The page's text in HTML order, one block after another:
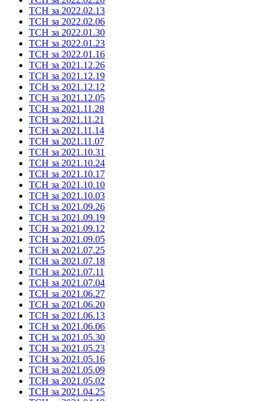
ТСН за 2022.02.13
ТСН за 2022.02.06
ТСН за 2022.01.30
ТСН за 2022.01.23
ТСН за 2022.01.16
ТСН за 2021.12.26
ТСН за 2021.12.19
ТСН за 2021.12.12
ТСН за 2021.12.05
ТСН за 2021.11.28
ТСН за 2021.11.21
ТСН за 2021.11.14
ТСН за 2021.11.07
ТСН за 2021.10.31
ТСН за 2021.10.24
ТСН за 2021.10.17
ТСН за 2021.10.10
ТСН за 2021.10.03
ТСН за 2021.09.26
ТСН за 2021.09.19
ТСН за 2021.09.12
ТСН за 2021.09.05
ТСН за 2021.07.25
ТСН за 2021.07.18
ТСН за 2021.07.11
ТСН за 2021.07.04
ТСН за 2021.06.27
ТСН за 2021.06.20
ТСН за 2021.06.13
ТСН за 2021.06.06
ТСН за 2021.05.30
ТСН за 2021.05.23
ТСН за 2021.05.16
ТСН за 2021.05.09
ТСН за 2021.05.02
ТСН за 2021.04.25